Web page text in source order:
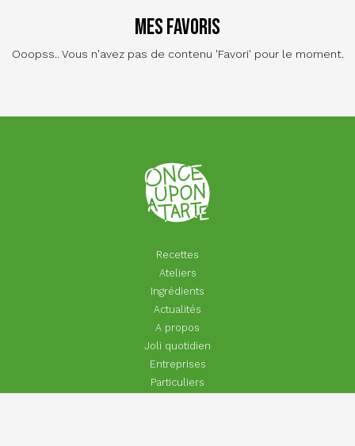
Mes favoris
Ooopss.. Vous n'avez pas de contenu 'Favori' pour le moment.
Recettes
Ateliers
Ingrédients
Actualités
A propos
Joli quotidien
Entreprises
Particuliers